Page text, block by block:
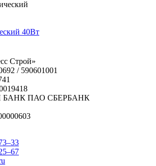
40Вт
Строй»
/ 590601001
ПАО СБЕРБАНК